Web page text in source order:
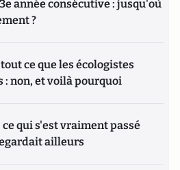
année consécutive : jusqu'où
?
ce que les écologistes
: non, et voilà pourquoi
qui s'est vraiment passé
ailleurs